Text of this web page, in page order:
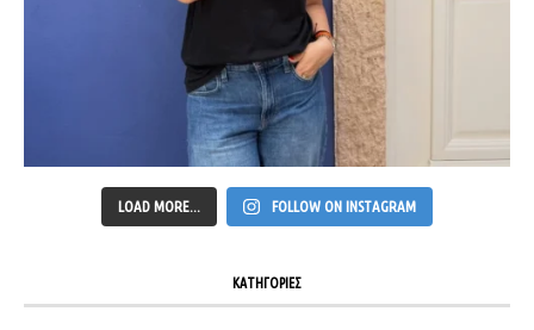
LOAD MORE... FOLLOW ON INSTAGRAM
ΚΑΤΗΓΟΡΙΕΣ